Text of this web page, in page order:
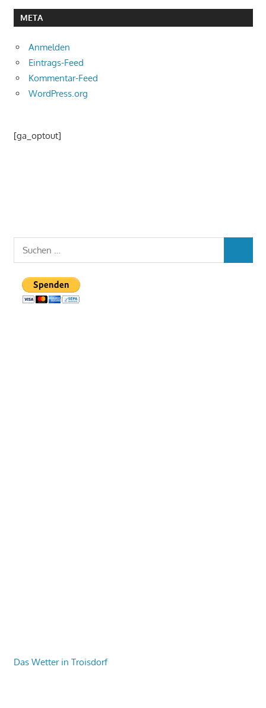
META
Anmelden
Eintrags-Feed
Kommentar-Feed
WordPress.org
[ga_optout]
Suchen
nach:
Das Wetter in Troisdorf